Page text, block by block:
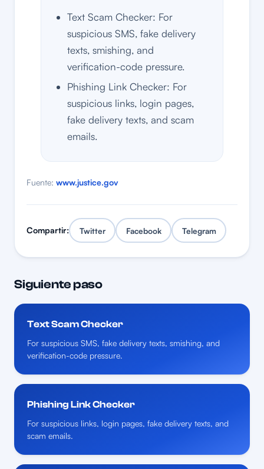
Text Scam Checker: For
suspicious SMS, fake delivery
texts, smishing, and
verification-code pressure.
Phishing Link Checker: For
suspicious links, login pages,
fake delivery texts, and scam
emails.
Fuente: www.justice.gov
Compartir: Twitter Facebook Telegram
Siguiente paso
Text Scam Checker
For suspicious SMS, fake delivery texts, smishing, and
verification-code pressure.
Phishing Link Checker
For suspicious links, login pages, fake delivery texts, and
scam emails.